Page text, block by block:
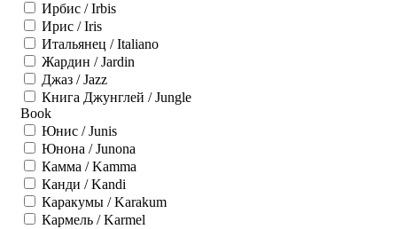
Ирбис / Irbis
Ирис / Iris
Итальянец / Italiano
Жардин / Jardin
Джаз / Jazz
Книга Джунглей / Jungle
Book
Юнис / Junis
Юнона / Junona
Камма / Kamma
Канди / Kandi
Каракумы / Karakum
Кармель / Karmel